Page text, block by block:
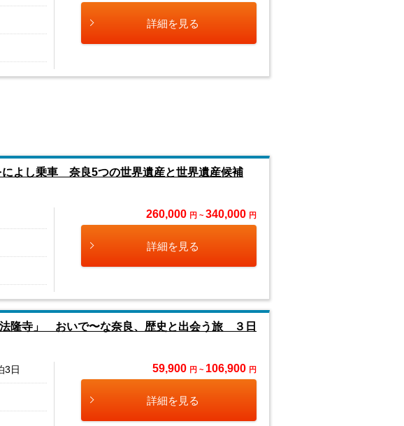
詳細を見る
によし乗車 奈良5つの世界遺産と世界遺産候補
260,000 円 ~ 340,000 円
詳細を見る
法隆寺」 おいで〜な奈良、歴史と出会う旅 ３日
3日 59,900 円 ~ 106,900 円
詳細を見る